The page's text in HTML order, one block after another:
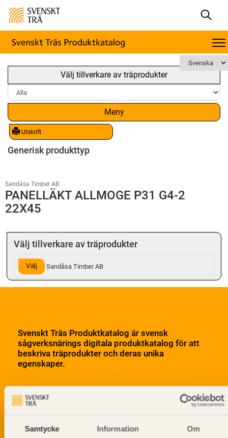
Samtycke Information Om
Välj tillverkare av träprodukter
Meny
Utskrift
Generisk produkttyp
Sandåsa Timber AB
PANELLÄKT ALLMOGE P31 G4-2
22X45
Välj tillverkare av träprodukter
Välj Sandåsa Timber AB
Svenskt Träs Produktkatalog är svensk
sågverksnärings digitala produktkatalog för att
beskriva träprodukter och deras unika
egenskaper.
Dela på